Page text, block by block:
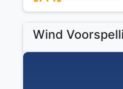
Wind